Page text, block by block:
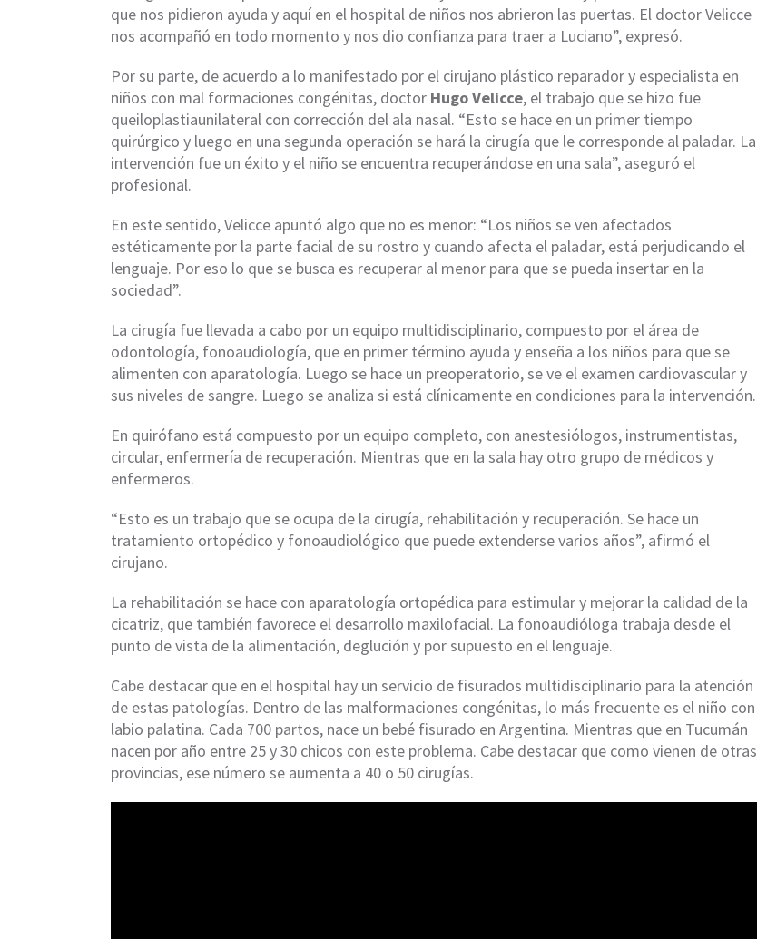
que nos pidieron ayuda y aquí en el hospital de niños nos abrieron las puertas. El doctor Velicce
nos acompañó en todo momento y nos dio confianza para traer a Luciano”, expresó.
Por su parte, de acuerdo a lo manifestado por el cirujano plástico reparador y especialista en
niños con mal formaciones congénitas, doctor Hugo Velicce, el trabajo que se hizo fue
queiloplastiaunilateral con corrección del ala nasal. “Esto se hace en un primer tiempo
quirúrgico y luego en una segunda operación se hará la cirugía que le corresponde al paladar. La
intervención fue un éxito y el niño se encuentra recuperándose en una sala”, aseguró el
profesional.
En este sentido, Velicce apuntó algo que no es menor: “Los niños se ven afectados
estéticamente por la parte facial de su rostro y cuando afecta el paladar, está perjudicando el
lenguaje. Por eso lo que se busca es recuperar al menor para que se pueda insertar en la
sociedad”.
La cirugía fue llevada a cabo por un equipo multidisciplinario, compuesto por el área de
odontología, fonoaudiología, que en primer término ayuda y enseña a los niños para que se
alimenten con aparatología. Luego se hace un preoperatorio, se ve el examen cardiovascular y
sus niveles de sangre. Luego se analiza si está clínicamente en condiciones para la intervención.
En quirófano está compuesto por un equipo completo, con anestesiólogos, instrumentistas,
circular, enfermería de recuperación. Mientras que en la sala hay otro grupo de médicos y
enfermeros.
“Esto es un trabajo que se ocupa de la cirugía, rehabilitación y recuperación. Se hace un
tratamiento ortopédico y fonoaudiológico que puede extenderse varios años”, afirmó el
cirujano.
La rehabilitación se hace con aparatología ortopédica para estimular y mejorar la calidad de la
cicatriz, que también favorece el desarrollo maxilofacial. La fonoaudióloga trabaja desde el
punto de vista de la alimentación, deglución y por supuesto en el lenguaje.
Cabe destacar que en el hospital hay un servicio de fisurados multidisciplinario para la atención
de estas patologías. Dentro de las malformaciones congénitas, lo más frecuente es el niño con
labio palatina. Cada 700 partos, nace un bebé fisurado en Argentina. Mientras que en Tucumán
nacen por año entre 25 y 30 chicos con este problema. Cabe destacar que como vienen de otras
provincias, ese número se aumenta a 40 o 50 cirugías.